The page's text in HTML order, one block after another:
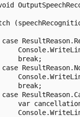
break;
break;
var